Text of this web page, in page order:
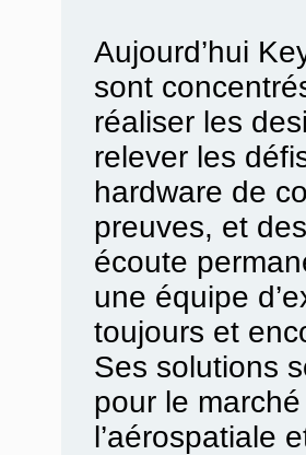
Aujourd’hui
sont
réaliser les
relever les
hardware de
preuves, et
écoute
une équipe
toujours et
Ses solutions
pour le
l’aérospatiale